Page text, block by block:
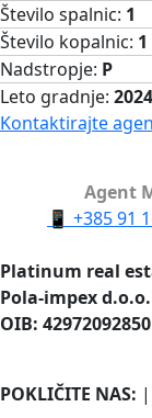
Število spalnic: 1
Število kopalnic: 1
Nadstropje: P
Leto gradnje: 2024
Kontaktirajte
Agent
📱 +385 91
Platinum real
Pola-impex d.o.o.
OIB: 42972092850
POKLIČITE NAS: